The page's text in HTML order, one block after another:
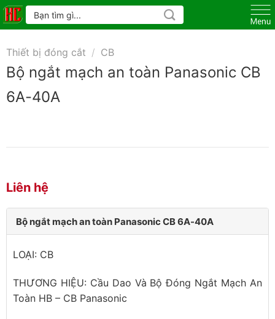
Skip
to
Tìm
kiếm:
Thiết bị đóng cắt / CB
Bộ ngắt mạch an toàn Panasonic CB
6A-40A
Liên hệ
Bộ ngắt mạch an toàn Panasonic CB 6A-40A
LOẠI: CB
THƯƠNG HIỆU: Cầu Dao Và Bộ Đóng Ngắt Mạch An
Toàn HB – CB Panasonic